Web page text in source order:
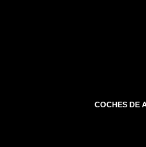
COCHES DE